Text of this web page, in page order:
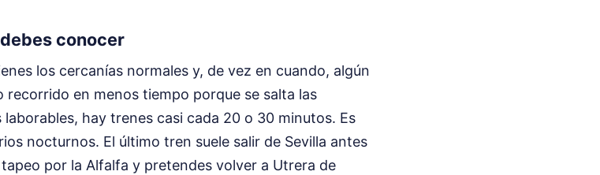
conocer
los cercanías normales y, de vez en cuando, algún
recorrido en menos tiempo porque se salta las
hay trenes casi cada 20 o 30 minutos. Es
nocturnos. El último tren suele salir de Sevilla antes
por la Alfalfa y pretendes volver a Utrera de